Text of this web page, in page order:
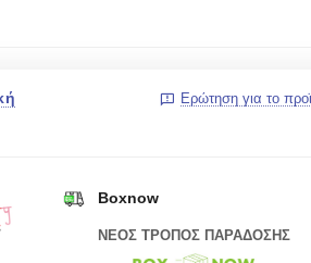
Ερώτηση για το
Boxnow
ΝΕΟΣ ΤΡΟΠΟΣ ΠΑΡΑΔΟΣΗΣ